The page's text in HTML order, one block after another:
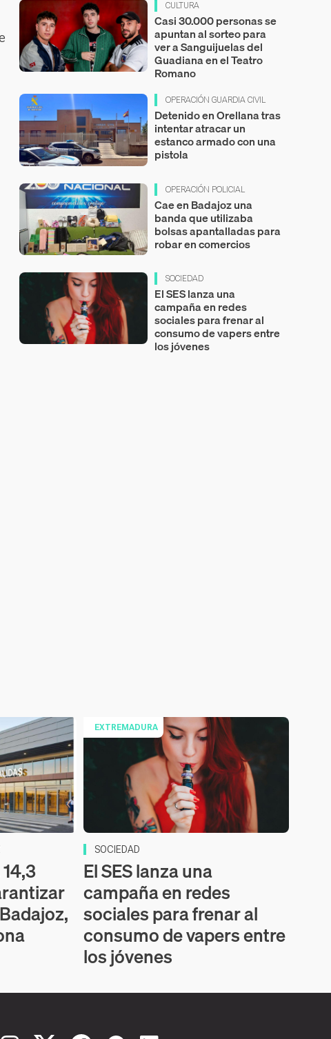
CULTURA
Casi 30.000 personas se
apuntan al sorteo para
ver a Sanguijuelas del
Guadiana en el Teatro
Romano
OPERACIÓN GUARDIA CIVIL
Detenido en Orellana tras
intentar atracar un
estanco armado con una
pistola
OPERACIÓN POLICIAL
Cae en Badajoz una
banda que utilizaba
bolsas apantalladas para
robar en comercios
SOCIEDAD
El SES lanza una
campaña en redes
sociales para frenar al
consumo de vapers entre
los jóvenes
EXTREMADURA
SOCIEDAD
El SES lanza una
campaña en redes
sociales para frenar al
consumo de vapers entre
los jóvenes